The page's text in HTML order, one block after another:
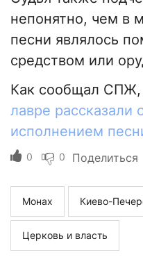
непонятно, чем в
песни являлось
средством или
Как сообщал СПЖ,
лавре рассказали
исполнением
0 0 Поделиться
Монах Киево-
Церковь и власть